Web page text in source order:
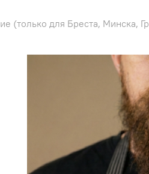
(только для Бреста, Минска,